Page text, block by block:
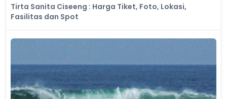
Tirta Sanita Ciseeng : Harga Tiket, Foto, Lokasi,
Fasilitas dan Spot